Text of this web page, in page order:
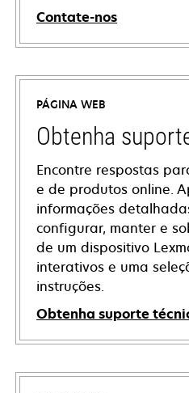
Contate-nos
PÁGINA WEB
Obtenha
Encontre respostas
e de produtos online.
informações
configurar, manter e
de um dispositivo
interativos e uma
instruções.
Obtenha suporte
opens
in